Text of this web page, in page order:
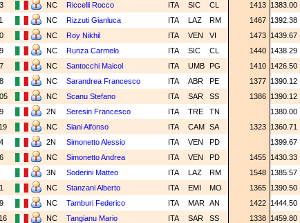
NC Riccelli Rocco ITA SIC CL 1413 1383.00
NC Rizzuti Gianluca ITA LAZ RM 1467 1392.38
NC Roy Nikhil ITA VEN VI 1473 1439.67
NC Runza Carmelo ITA SIC CL 1440 1438.29
NC Santocchi Maicol ITA UMB PG 1410 1426.50
NC Sarandrea Francesco ITA ABR PE 1377 1390.12
NC Scanu Stefano ITA SAR SS 1386 1390.12
2N Seresin Francesco ITA TRE TN 1380.00
NC Siani Alfonso ITA CAM SA 1323 1360.71
2N Simonetto Alessio ITA VEN PD 1399.67
NC Simonetto Andrea ITA VEN PD 1455 1430.33
3N Soderini Matteo ITA LAZ RM 1548 1385.57
NC Stanzani Alberto ITA EMI MO 1365 1390.50
NC Tamburi Federico ITA MAR AN 1422 1444.50
NC Tangianu Mario ITA SAR SS 1338 1459.80